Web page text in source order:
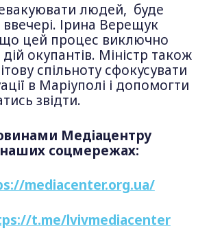
людей, буде
Ірина Верещук
цей процес виключно
окупантів. Міністр також
спільноту сфокусувати
в Маріуполі і допомогти
звідти.
Медіацентру
наших соцмережах:
mediacenter.org.ua/
t.me/lvivmediacenter